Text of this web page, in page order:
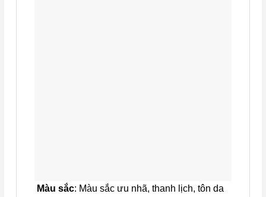
Màu sắc: Màu sắc ưu nhã, thanh lịch, tôn da